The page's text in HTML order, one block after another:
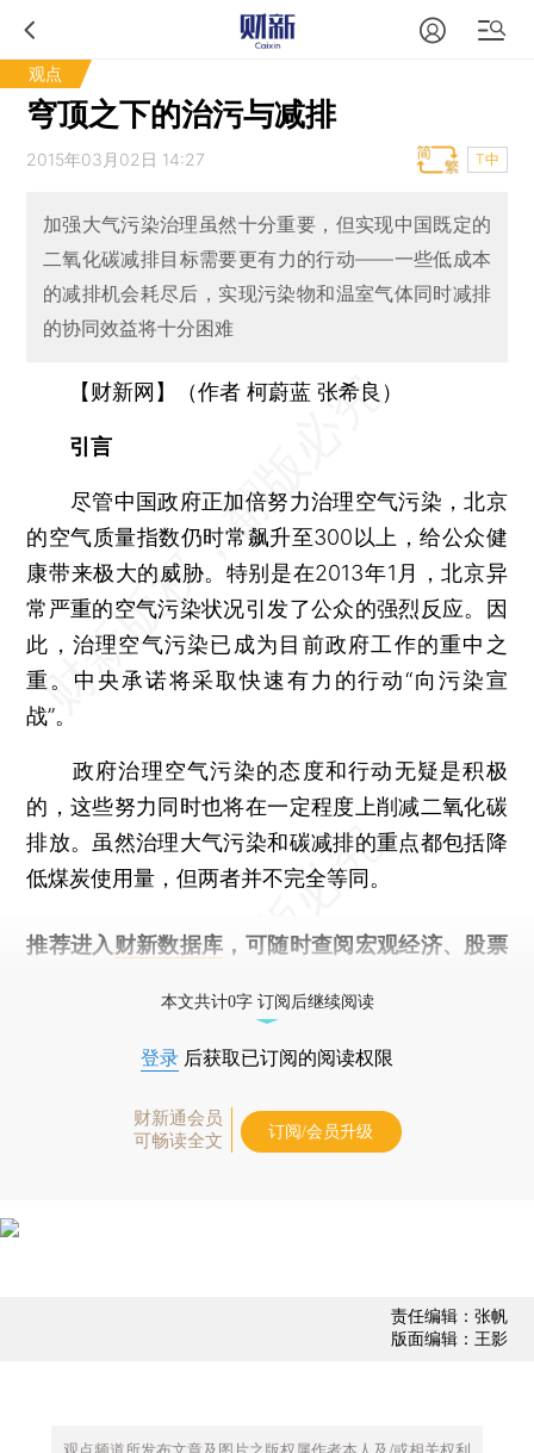
观点
穹顶之下的治污与减排
2015年03月02日 14:27 T中
加强大气污染治理虽然十分重要，但实现中国既定的
二氧化碳减排目标需要更有力的行动——一些低成本
的减排机会耗尽后，实现污染物和温室气体同时减排
的协同效益将十分困难
【财新网】（作者 柯蔚蓝 张希良）
引言
尽管中国政府正加倍努力治理空气污染，北京
的空气质量指数仍时常飙升至300以上，给公众健
康带来极大的威胁。特别是在2013年1月，北京异
常严重的空气污染状况引发了公众的强烈反应。因
此，治理空气污染已成为目前政府工作的重中之
重。中央承诺将采取快速有力的行动“向污染宣
战”。
政府治理空气污染的态度和行动无疑是积极
的，这些努力同时也将在一定程度上削减二氧化碳
排放。虽然治理大气污染和碳减排的重点都包括降
低煤炭使用量，但两者并不完全等同。
推荐进入 财新数据库 ，可随时查阅宏观经济、股票
本文共计0字 订阅后继续阅读
登录 后获取已订阅的阅读权限
财新通会员
可畅读全文
订阅/会员升级
责任编辑：张帆
版面编辑：王影
观点频道所发布文章及图片之版权属作者本人及/或相关权利